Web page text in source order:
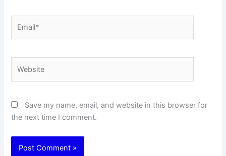
Save my name, email, and website in this browser for
the next time I comment.